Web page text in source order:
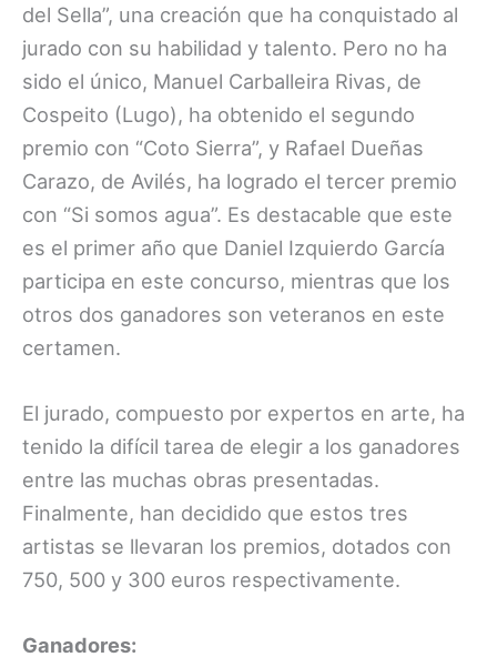
del Sella”, una creación que ha conquistado al
jurado con su habilidad y talento. Pero no ha
sido el único, Manuel Carballeira Rivas, de
Cospeito (Lugo), ha obtenido el segundo
premio con “Coto Sierra”, y Rafael Dueñas
Carazo, de Avilés, ha logrado el tercer premio
con “Si somos agua”. Es destacable que este
es el primer año que Daniel Izquierdo García
participa en este concurso, mientras que los
otros dos ganadores son veteranos en este
certamen.
El jurado, compuesto por expertos en arte, ha
tenido la difícil tarea de elegir a los ganadores
entre las muchas obras presentadas.
Finalmente, han decidido que estos tres
artistas se llevaran los premios, dotados con
750, 500 y 300 euros respectivamente.
Ganadores: